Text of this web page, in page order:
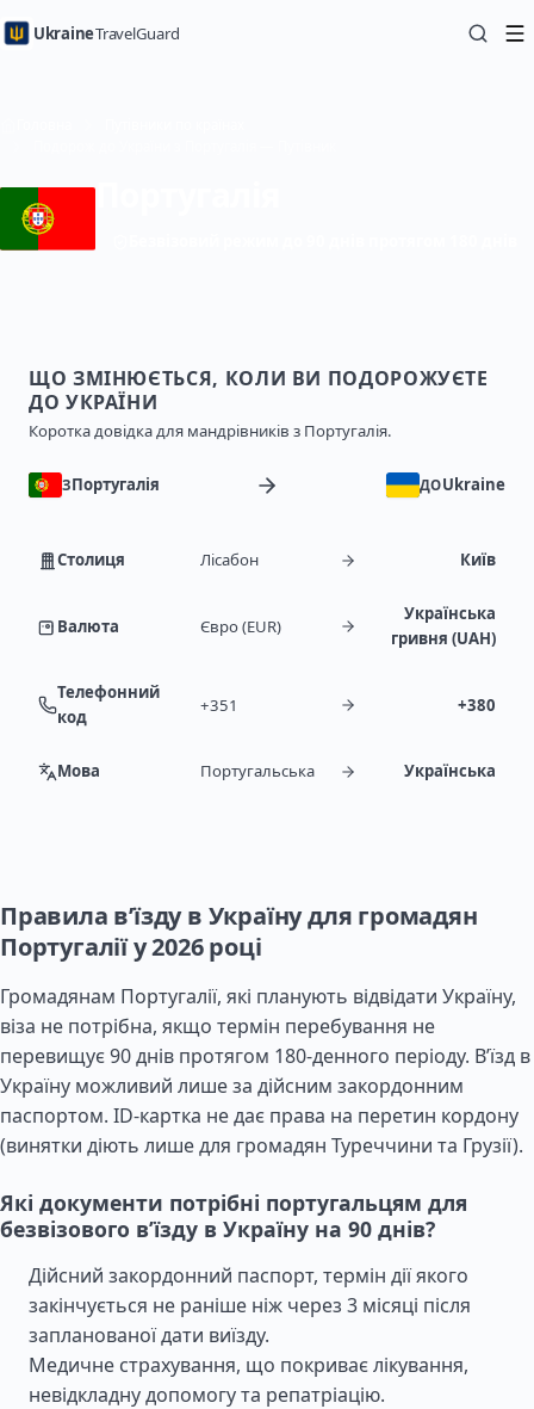
UkraineTravelGuard
ЩО ЗМІНЮЄТЬСЯ, КОЛИ ВИ ПОДОРОЖУЄТЕ
ДО УКРАЇНИ
Коротка довідка для мандрівників з Португалія.
ЗПортугалія ДОUkraine
Столиця Лісабон Київ
Валюта Євро (EUR)
Українська
гривня (UAH)
Телефонний
код
+351 +380
Мова Португальська Українська
Правила в’їзду в Україну для громадян
Португалії у 2026 році
Громадянам Португалії, які планують відвідати Україну,
віза не потрібна, якщо термін перебування не
перевищує 90 днів протягом 180-денного періоду. В’їзд в
Україну можливий лише за дійсним закордонним
паспортом. ID-картка не дає права на перетин кордону
(винятки діють лише для громадян Туреччини та Грузії).
Які документи потрібні португальцям для
безвізового в’їзду в Україну на 90 днів?
Дійсний закордонний паспорт, термін дії якого
закінчується не раніше ніж через 3 місяці після
запланованої дати виїзду.
Медичне страхування, що покриває лікування,
невідкладну допомогу та репатріацію.